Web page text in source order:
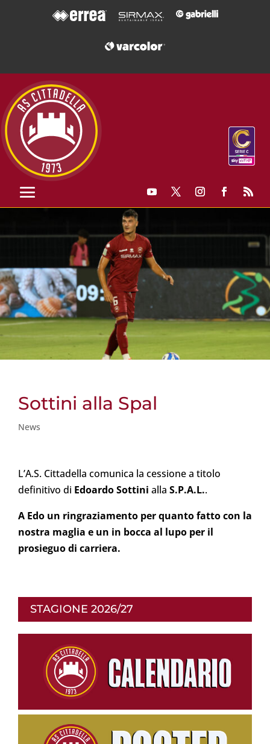
Sottini alla Spal
News
L’A.S. Cittadella comunica la cessione a titolo
definitivo di Edoardo Sottini alla S.P.A.L..
A Edo un ringraziamento per quanto fatto con la
nostra maglia e un in bocca al lupo per il
prosieguo di carriera.
STAGIONE 2026/27